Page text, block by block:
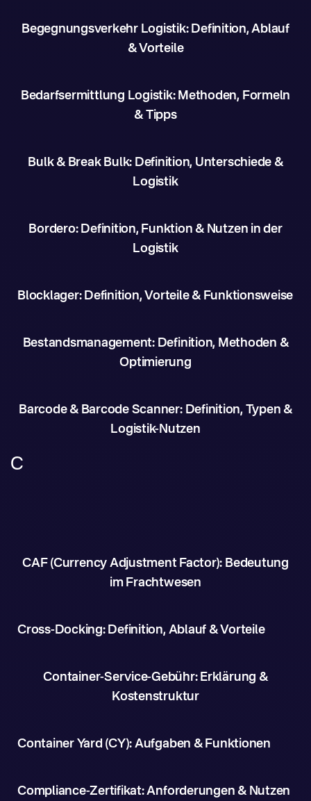
Begegnungsverkehr Logistik: Definition, Ablauf
& Vorteile
Bedarfsermittlung Logistik: Methoden, Formeln
& Tipps
Bulk & Break Bulk: Definition, Unterschiede &
Logistik
Bordero: Definition, Funktion & Nutzen in der
Logistik
Blocklager: Definition, Vorteile & Funktionsweise
Bestandsmanagement: Definition, Methoden &
Optimierung
Barcode & Barcode Scanner: Definition, Typen &
Logistik-Nutzen
C
CAF (Currency Adjustment Factor): Bedeutung
im Frachtwesen
Cross-Docking: Definition, Ablauf & Vorteile
Container-Service-Gebühr: Erklärung &
Kostenstruktur
Container Yard (CY): Aufgaben & Funktionen
Compliance-Zertifikat: Anforderungen & Nutzen